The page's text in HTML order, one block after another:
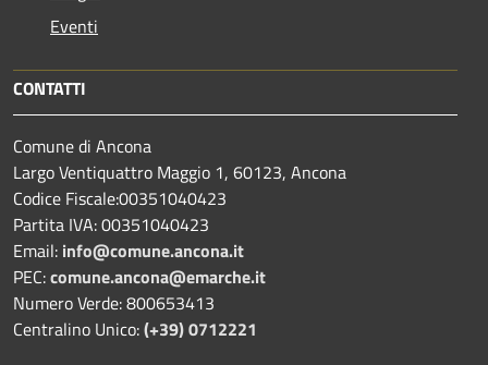
Eventi
CONTATTI
Comune di Ancona
Largo Ventiquattro Maggio 1, 60123, Ancona
Codice Fiscale:00351040423
Partita IVA: 00351040423
Email: info@comune.ancona.it
PEC:comune.ancona@emarche.it
Numero Verde: 800653413
Centralino Unico:(+39) 0712221